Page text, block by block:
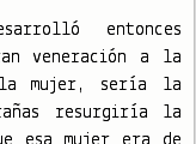
entonces
veneración a la
mujer, sería la
resurgiría la